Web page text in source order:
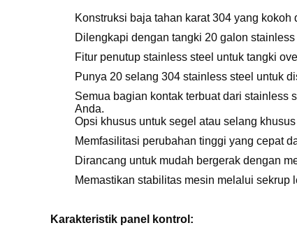
Konstruksi baja tahan karat 304 yang
Dilengkapi dengan tangki 20 galon
Fitur penutup stainless steel untuk tangki
Punya 20 selang 304 stainless steel untuk
Semua bagian kontak terbuat dari stainless
Anda.
Opsi khusus untuk segel atau selang
Memfasilitasi perubahan tinggi yang cepat
Dirancang untuk mudah bergerak dengan
Memastikan stabilitas mesin melalui
Karakteristik panel kontrol: